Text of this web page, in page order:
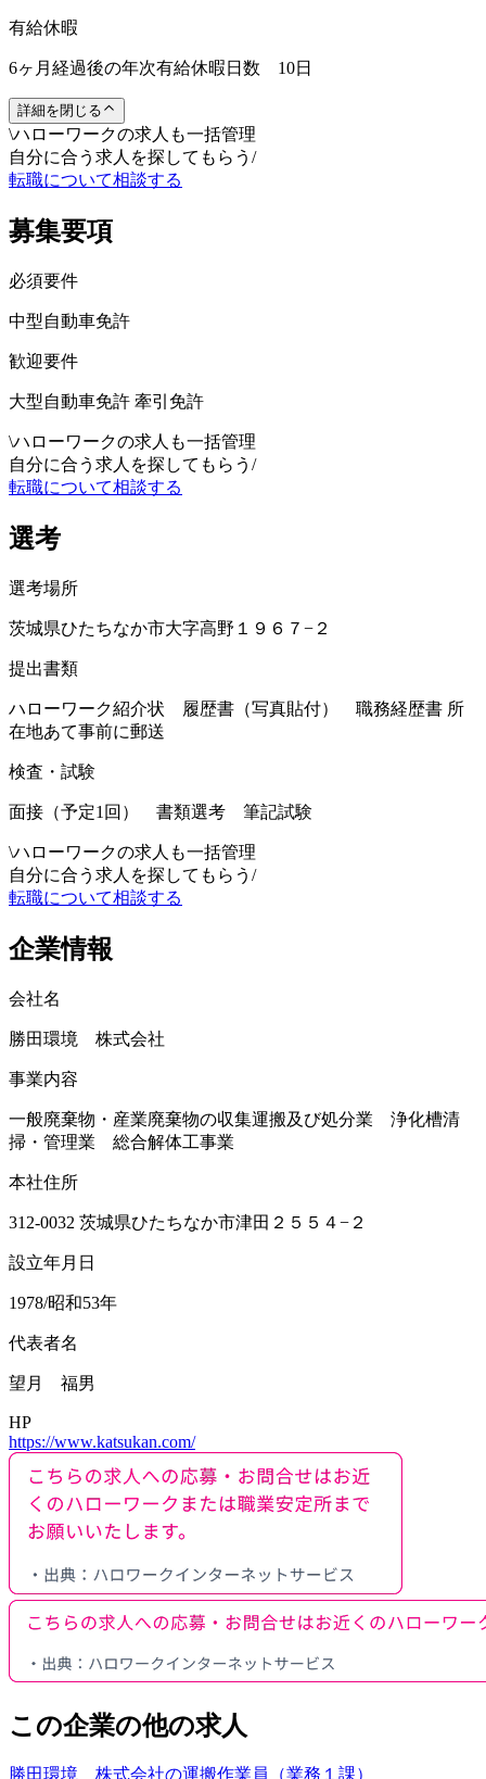
有給休暇
6ヶ月経過後の年次有給休暇日数 10日
詳細を閉じる
\ハローワークの求人も一括管理
自分に合う求人を探してもらう /
転職について相談する
募集要項
必須要件
中型自動車免許
歓迎要件
大型自動車免許 牽引免許
\ハローワークの求人も一括管理
自分に合う求人を探してもらう /
転職について相談する
選考
選考場所
茨城県ひたちなか市大字高野１９６７−２
提出書類
ハローワーク紹介状 履歴書（写真貼付） 職務経歴書 所
在地あて事前に郵送
検査・試験
面接（予定1回） 書類選考 筆記試験
\ハローワークの求人も一括管理
自分に合う求人を探してもらう /
転職について相談する
企業情報
会社名
勝田環境 株式会社
事業内容
一般廃棄物・産業廃棄物の収集運搬及び処分業 浄化槽清
掃・管理業 総合解体工事業
本社住所
312-0032 茨城県ひたちなか市津田２５５４−２
設立年月日
1978/昭和53年
代表者名
望月 福男
HP
https://www.katsukan.com/
この企業の他の求人
勝田環境 株式会社の運搬作業員（業務１課）